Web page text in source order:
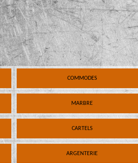
COMMODES
MARBRE
CARTELS
ARGENTERIE